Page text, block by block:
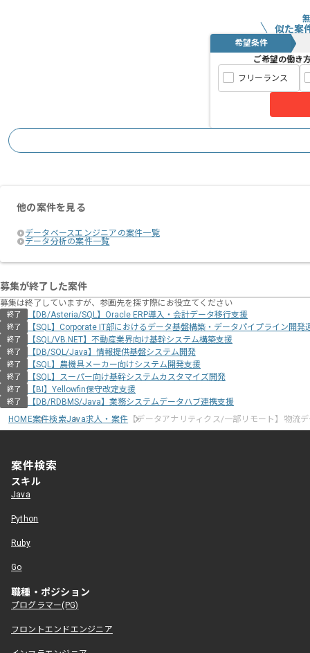
似た案
希望条件
ご希望の働き
フリーランス
他の案件を見る
データベースエンジニアの案件一覧
データ分析の案件一覧
募集が終了した案件
募集は終了していますが、参画先を探す際にお役立てください
終了 【DB/Asteria/SQL】Oracle ERP導入・会計データ移行支援
終了 【SQL】Corporate IT部におけるデータ基盤構築・データパイプライン開発
終了 【SQL/VB.NET】不動産業界向け基幹システム構築支援
終了 【DB/SQL/Java】情報提供基盤システム開発
終了 【SQL】農機具メーカー向けシステム開発支援
終了 【SQL】スーパー向け基幹システムカスタマイズ開発
終了 【BI】Yellowfin保守改定支援
終了
【DB/RDBMS/Java】業務システムデータハブ連携支援
HOME案件検索Java求人・案件 【データアナリティクス/一部リモート】物流
案件検索
スキル
Java
Python
Ruby
Go
職種・ポジション
プログラマー(PG)
フロントエンドエンジニア